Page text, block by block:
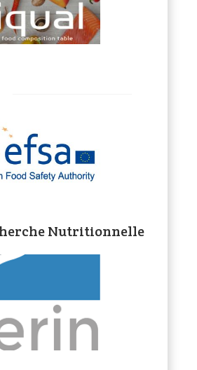
Nutritionnelle